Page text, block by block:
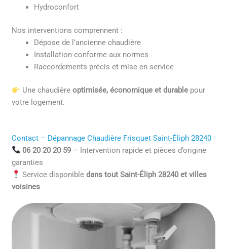
Hydroconfort
Nos interventions comprennent :
Dépose de l’ancienne chaudière
Installation conforme aux normes
Raccordements précis et mise en service
Une chaudière optimisée, économique et durablepour
votre logement.
Contact – Dépannage Chaudière Frisquet Saint-Éliph 28240
06 20 20 20 59– Intervention rapide et pièces d’origine
garanties
Service disponible dans tout Saint-Éliph 28240 et villes
voisines